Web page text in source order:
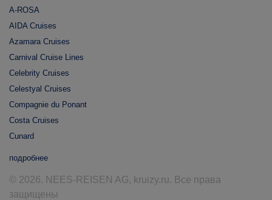
A-ROSA
AIDA Cruises
Azamara Cruises
Carnival Cruise Lines
Celebrity Cruises
Celestyal Cruises
Compagnie du Ponant
Costa Cruises
Cunard
подробнее
© 2026. NEES-REISEN AG, kruizy.ru. Все права
защищены